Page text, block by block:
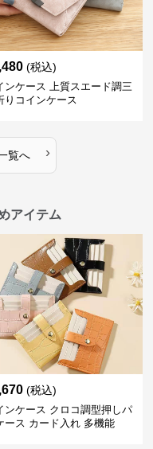
(税込)
ンケース 上質スエード調三
りコインケース
覧へ ›
アイテム
(税込)
ンケース クロコ調型押しパ
ース カード入れ 多機能